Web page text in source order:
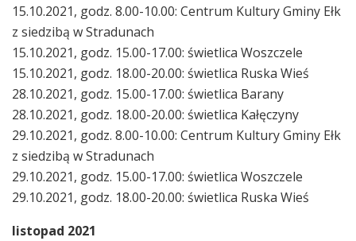
15.10.2021, godz. 8.00-10.00: Centrum Kultury Gminy Ełk
z siedzibą w Stradunach
15.10.2021, godz. 15.00-17.00: świetlica Woszczele
15.10.2021, godz. 18.00-20.00: świetlica Ruska Wieś
28.10.2021, godz. 15.00-17.00: świetlica Barany
28.10.2021, godz. 18.00-20.00: świetlica Kałęczyny
29.10.2021, godz. 8.00-10.00: Centrum Kultury Gminy Ełk
z siedzibą w Stradunach
29.10.2021, godz. 15.00-17.00: świetlica Woszczele
29.10.2021, godz. 18.00-20.00: świetlica Ruska Wieś
listopad 2021